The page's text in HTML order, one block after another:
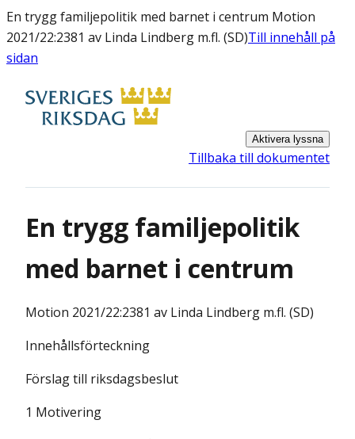
En trygg familjepolitik med barnet i centrum Motion
2021/22:2381 av Linda Lindberg m.fl. (SD)Till innehåll på
sidan
Aktivera lyssna
Tillbaka till dokumentet
En trygg familjepolitik
med barnet i centrum
Motion 2021/22:2381 av Linda Lindberg m.fl. (SD)
Innehållsförteckning
Förslag till riksdagsbeslut
1 Motivering